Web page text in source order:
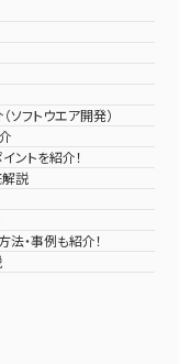
ソフトウエア開発）
ントを紹介！
解説
・事例も紹介！